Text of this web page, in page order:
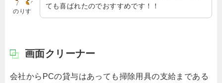
のりす
ても喜ばれたのでおすすめです！！
画面クリーナー
会社からPCの貸与はあっても掃除用具の支給まである